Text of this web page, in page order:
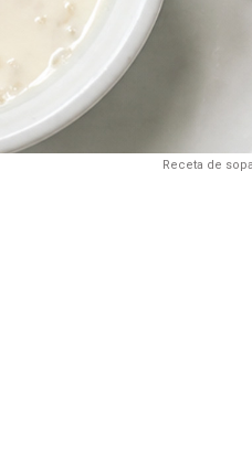
Receta de